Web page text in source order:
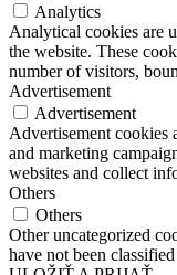
Analytics
Analytical cookies are
the website. These
number of visitors,
Advertisement
Advertisement
Advertisement cookies
and marketing
websites and collect
Others
Others
Other uncategorized
have not been